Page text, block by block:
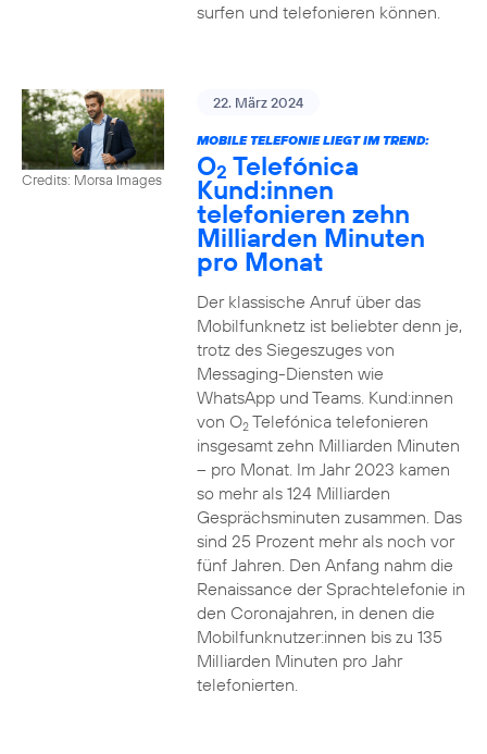
surfen und telefonieren können.
Credits: Morsa Images
22. März 2024
MOBILE TELEFONIE LIEGT IM TREND:
O2 Telefónica
Kund:innen
telefonieren zehn
Milliarden Minuten
pro Monat
Der klassische Anruf über das
Mobilfunknetz ist beliebter denn je,
trotz des Siegeszuges von
Messaging-Diensten wie
WhatsApp und Teams. Kund:innen
von O2Telefónica telefonieren
insgesamt zehn Milliarden Minuten
– pro Monat. Im Jahr 2023 kamen
so mehr als 124 Milliarden
Gesprächsminuten zusammen. Das
sind 25 Prozent mehr als noch vor
fünf Jahren. Den Anfang nahm die
Renaissance der Sprachtelefonie in
den Coronajahren, in denen die
Mobilfunknutzer:innen bis zu 135
Milliarden Minuten pro Jahr
telefonierten.